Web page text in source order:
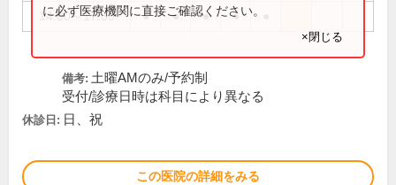
14:00～17:30 ● ● ● ●
に必ず医療機関に直接ご確認ください。
×閉じる
備考: 土曜AMのみ/予約制
受付/診療日時は科目により異なる
休診日: 日、祝
この医院の詳細をみる